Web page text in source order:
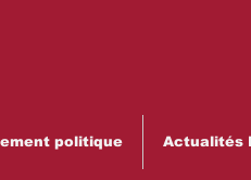
politique Actualités